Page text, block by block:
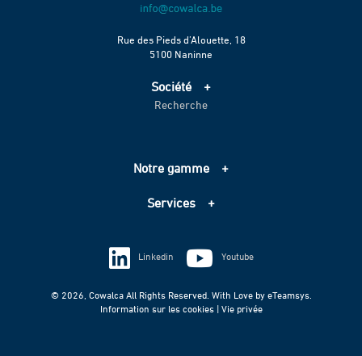
Rue des Pieds d’Alouette, 18
5100 Naninne
Société
Accueil
Échelle de performance CO2
Recherche
Notre gamme
Assainissement
Techniques spéciales
Services
Information sur les cookies
Vie privée
© 2026, Cowalca All Rights Reserved. With Love by eTeamsys.
Information sur les cookies | Vie privée
Linkedin Youtube